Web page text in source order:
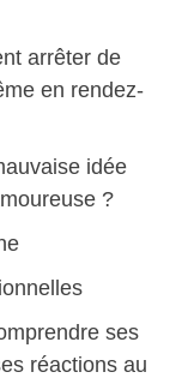
arrêter de
en rendez-
idée
?
ses
réactions au